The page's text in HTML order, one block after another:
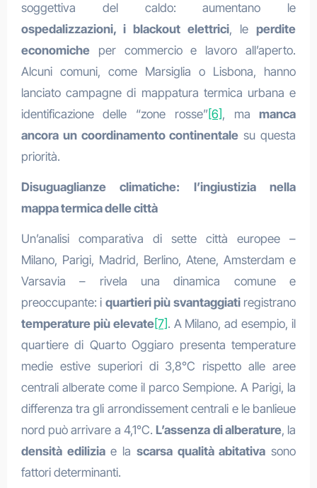
soggettiva del caldo: aumentano le
ospedalizzazioni, i blackout elettrici, leperdite
economicheper commercio e lavoro all’aperto.
Alcuni comuni, come Marsiglia o Lisbona, hanno
lanciato campagne di mappatura termica urbana e
identificazione delle “zone rosse” [6] , mamanca
ancora un coordinamento continentale su questa
priorità.
Disuguaglianze climatiche: l’ingiustizia nella
mappa termica delle città
Un’analisi comparativa di sette città europee –
Milano, Parigi, Madrid, Berlino, Atene, Amsterdam e
Varsavia – rivela una dinamica comune e
preoccupante: i quartieri più svantaggiatiregistrano
temperature più elevate[7] . A Milano, ad esempio, il
quartiere di Quarto Oggiaro presenta temperature
medie estive superiori di 3,8°C rispetto alle aree
centrali alberate come il parco Sempione. A Parigi, la
differenza tra gli arrondissement centrali e le banlieue
nord può arrivare a 4,1°C. L’assenza di alberature, la
densità ediliziae la scarsa qualità abitativa sono
fattori determinanti.